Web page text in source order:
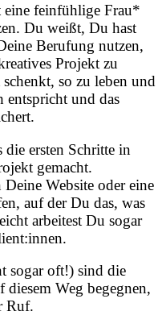
eine feinfühlige Frau*
Du weißt, Du hast
Berufung nutzen,
Projekt zu
so zu leben und
und das
ersten Schritte in
gemacht.
Website oder eine
auf der Du das, was
arbeitest Du sogar
sogar oft!) sind die
Weg begegnen,
Ruf.